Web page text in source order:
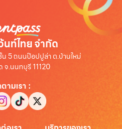
นท์ไทย จำกัด
น 5 ถนนป๊อปปูล่า ต.บ้านใหม่
จ.นนทบุรี 11120
ามเรา :